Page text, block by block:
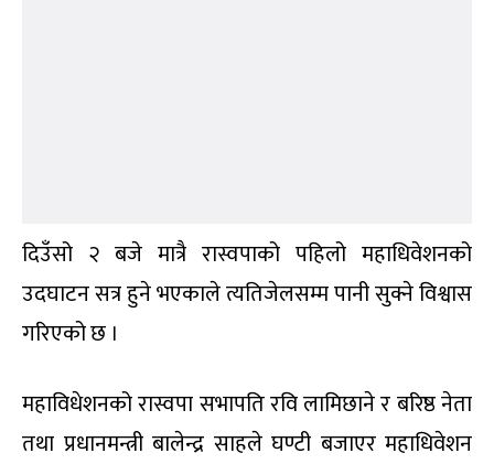
दिउँसो २ बजे मात्रै रास्वपाको पहिलो महाधिवेशनको
उदघाटन सत्र हुने भएकाले त्यतिजेलसम्म पानी सुक्ने विश्वास
गरिएको छ ।
महाविधेशनको रास्वपा सभापति रवि लामिछाने र बरिष्ठ नेता
तथा प्रधानमन्त्री बालेन्द्र साहले घण्टी बजाएर महाधिवेशन